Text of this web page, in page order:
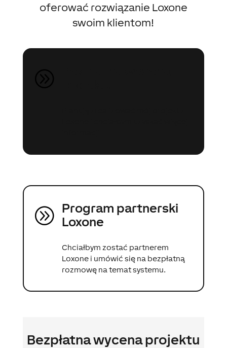
oferować rozwiązanie Loxone
swoim klientom!
A Program partnerski
Loxone
Chciałbym zostać partnerem
Loxone i umówić się na bezpłatną
rozmowę na temat systemu.
Bezpłatna wycena projektu